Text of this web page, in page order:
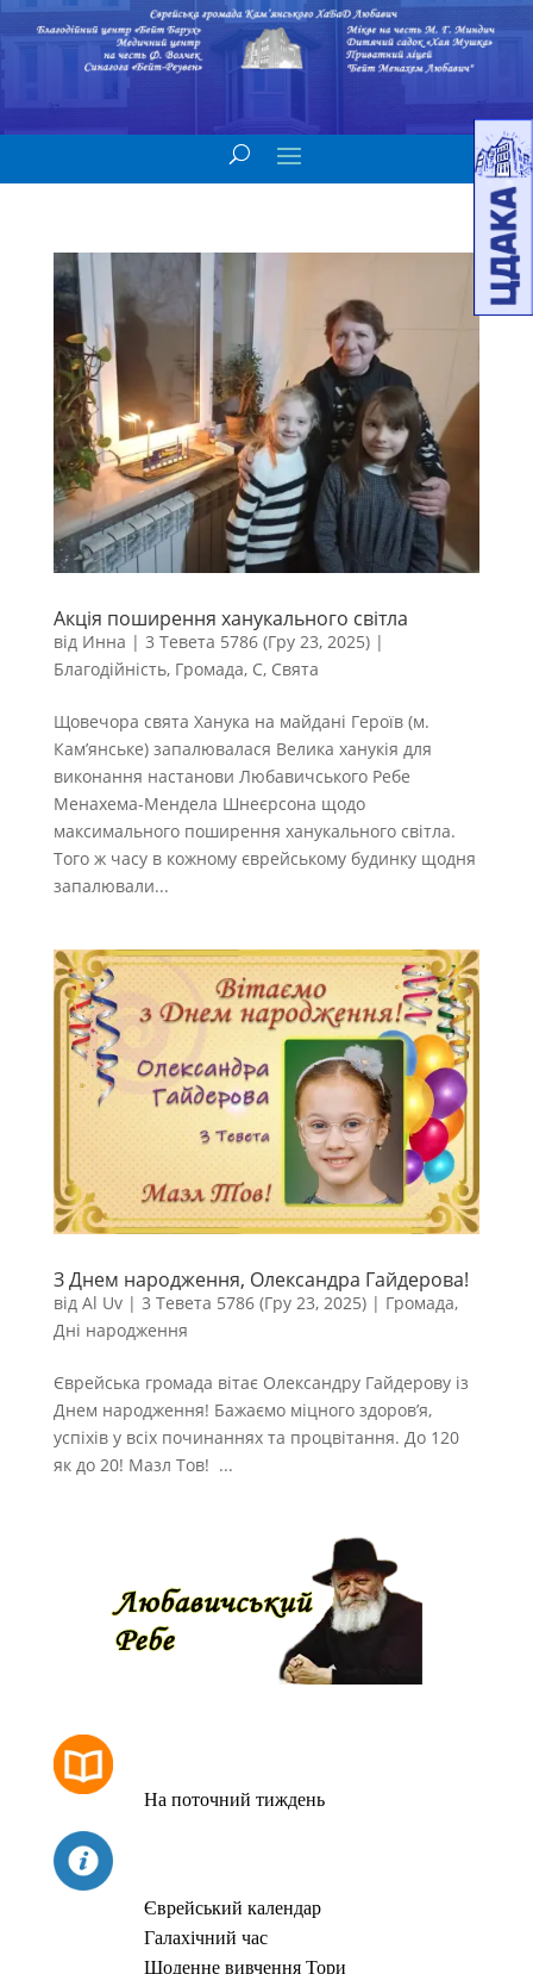
Акція поширення ханукального світла
від Инна | 3 Тевета 5786 (Гру 23, 2025)|
Благодійність, Громада, С, Свята
Щовечора свята Ханука на майдані Героїв (м.
Кам’янське) запалювалася Велика ханукія для
виконання настанови Любавичського Ребе
Менахема-Мендела Шнеєрсона щодо
максимального поширення ханукального світла.
Того ж часу в кожному єврейському будинку щодня
запалювали...
З Днем народження, Олександра Гайдерова!
від Al Uv| 3 Тевета 5786 (Гру 23, 2025)| Громада,
Дні народження
Єврейська громада вітає Олександру Гайдерову із
Днем народження! Бажаємо міцного здоров’я,
успіхів у всіх починаннях та процвітання. До 120
як до 20! Мазл Тов! ...
На поточний тиждень
Єврейський календар
Галахічний час
Щоденне вивчення Тори